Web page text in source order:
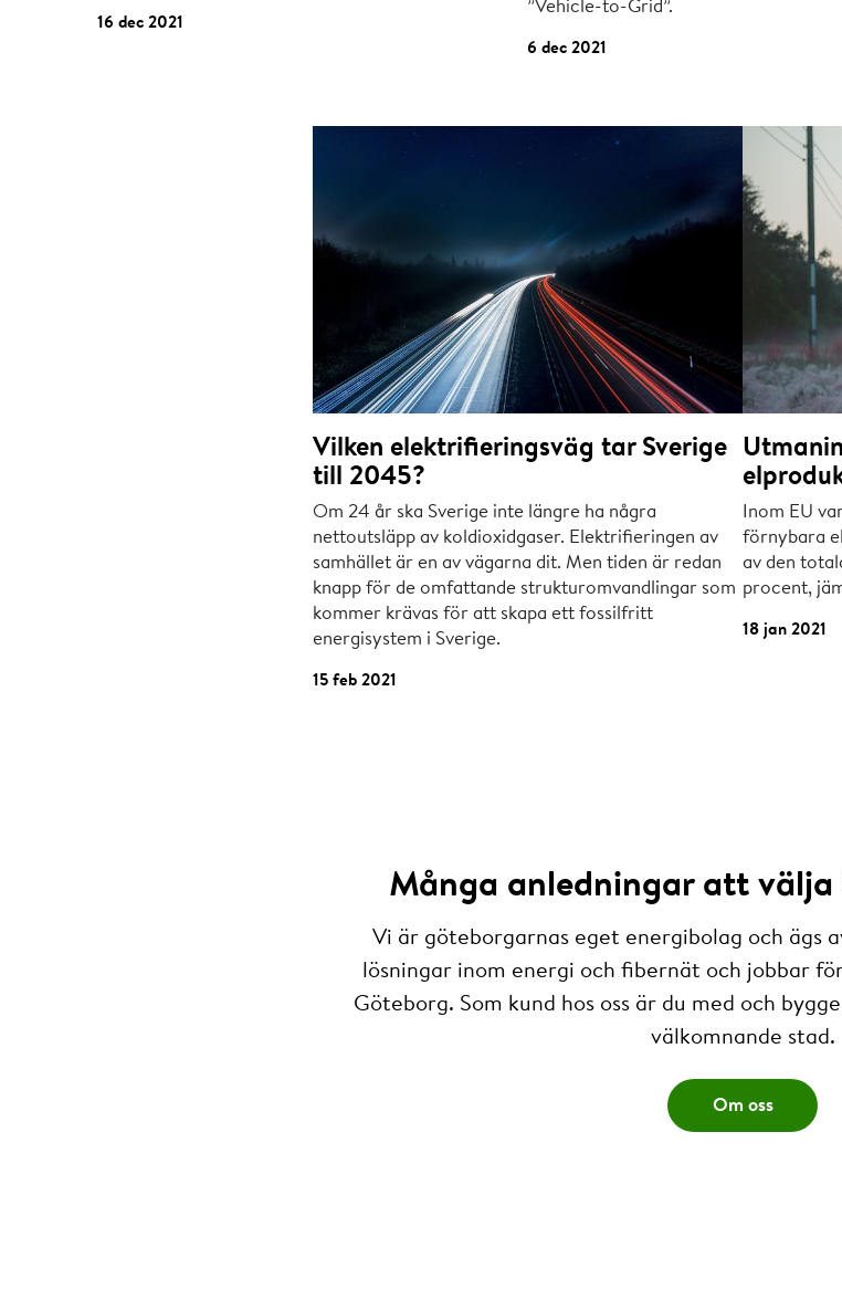
16 dec 2021
”Vehicle-to-Grid”.
6 dec 2021
Vilken elektrifieringsväg tar Sverige
till 2045?
Om 24 år ska Sverige inte längre ha några
nettoutsläpp av koldioxidgaser. Elektrifieringen av
samhället är en av vägarna dit. Men tiden är redan
knapp för de omfattande strukturomvandlingar som
kommer krävas för att skapa ett fossilfritt
energisystem i Sverige.
15 feb 2021
Inom EU
förnybara
av den
procent,
18 jan 2021
Många anledningar att välja
Vi är göteborgarnas eget energibolag och ägs
lösningar inom energi och fibernät och jobbar
Göteborg. Som kund hos oss är du med och
välkomnande stad.
Om oss